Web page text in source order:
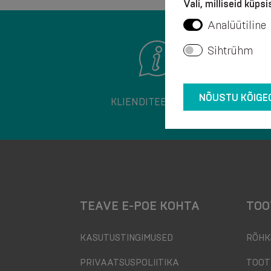
KLIENDITEENINDUS
TEAVE E-POE KOHTA
KASUTUSTINGIMUSED
PRIVAATSUSPOLIITIKA
Vali, milliseid
Analüütiline
Sihtrühm
NÕUSTU